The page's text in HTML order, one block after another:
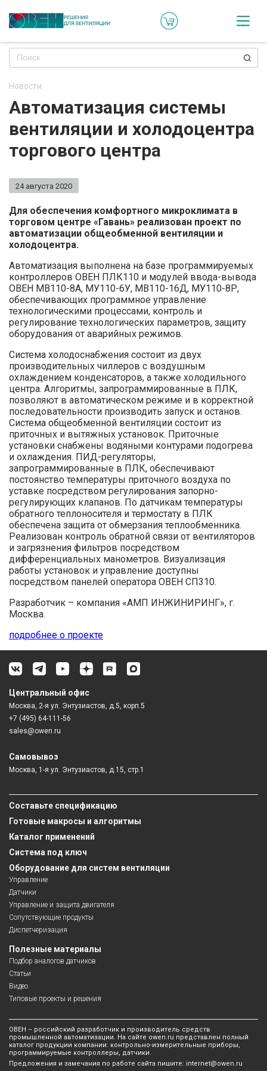
Новости
Автоматизация системы
вентиляции и холодоцентра
торгового центра
24 августа 2020
Для обеспечения комфортного микроклимата в
торговом центре «Гавань» реализован проект по
автоматизации общеобменной вентиляции и
холодоцентра.
Автоматизация выполнена на базе программируемых
контроллеров ОВЕН ПЛК110 и модулей ввода-вывода
ОВЕН МВ110-8А, МУ110-6У, МВ110-16Д, МУ110-8Р,
обеспечивающих программное управление
технологическими процессами, контроль и
регулирование технологических параметров, защиту
оборудования от аварийных режимов.
Система холодоснабжения состоит из двух
производительных чиллеров с воздушным
охлаждением конденсаторов, а также холодильного
центра. Алгоритмы, запрограммированные в ПЛК,
позволяют в автоматическом режиме и в корректной
последовательности производить запуск и останов.
Система общеобменной вентиляции состоит из
приточных и вытяжных установок. Приточные
установки снабжены водяными контурами подогрева
и охлаждения. ПИД-регуляторы,
запрограммированные в ПЛК, обеспечивают
постоянство температуры приточного воздуха по
уставке посредством регулирования запорно-
регулирующих клапанов. По датчикам температуры
обратного теплоносителя и термостату в ПЛК
обеспечена защита от обмерзания теплообменника.
Реализован контроль обратной связи от вентиляторов
и загрязнения фильтров посредством
дифференциальных манометров. Визуализация
работы установок и управление доступны
посредством панелей оператора ОВЕН СП310.
Разработчик – компания «АМП ИНЖИНИРИНГ», г.
Москва.
подробнее о проекте
Центральный офис
Москва, 2-я ул. Энтузиастов, д.5, корп.5
+7 (495) 64-111-56
sales@owen.ru
Самовывоз
Москва, 1-я ул. Энтузиастов, д.15, стр.1
Составьте спецификацию
Готовые макросы и алгоритмы
Каталог применений
Система под ключ
Оборудование для систем вентиляции
Управление
Датчики
Управление и защита двигателя
Сопутствующие продукты
Диспетчеризация
Полезные материалы
Подбор аналогов датчиков
Статьи
Видео
Типовые проекты и решения
ОВЕН – российский разработчик и производитель средств
промышленной автоматизации. На сайте owen.ru представлен полный
каталог продукции компании: контрольно-измерительные приборы,
программируемые контроллеры, датчики.
Предложения и замечания по работе сайта пишите: internet@owen.ru